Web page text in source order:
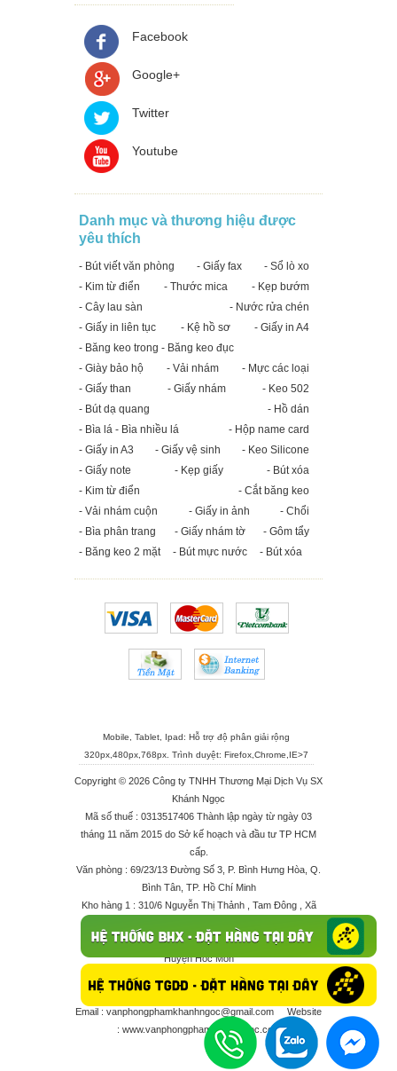
Facebook
Google+
Twitter
Youtube
Danh mục và thương hiệu được
yêu thích
- Bút viết văn phòng - Giấy fax
- Sổ lò xo
- Kim từ điển
- Thước mica
- Kẹp bướm
- Cây lau sàn
- Nước rửa chén
- Giấy in liên tục
- Kệ hồ sơ
- Giấy in A4
- Băng keo trong - Băng keo đục
- Giày bảo hộ
- Vải nhám
- Mực các loại
- Giấy than
- Giấy nhám
- Keo 502
- Bút dạ quang
- Hồ dán
- Bìa lá - Bìa nhiều lá
- Hộp name card
- Giấy in A3
- Giấy vệ sinh
- Keo Silicone
- Giấy note
- Kẹp giấy
- Bút xóa
- Kim từ điển
- Cắt băng keo
- Vải nhám cuộn
- Giấy in ảnh
- Chổi
- Bìa phân trang
- Giấy nhám tờ
- Gôm tẩy
- Băng keo 2 mặt
- Bút mực nước - Bút xóa
Mobile, Tablet, Ipad: Hỗ trợ độ phân giải rộng
320px,480px,768px. Trình duyệt: Firefox,Chrome,IE>7
Copyright © 2026 Công ty TNHH Thương Mại Dịch Vụ SX
Khánh Ngọc
Mã số thuế : 0313517406 Thành lập ngày từ ngày 03
tháng 11 năm 2015 do Sở kế hoạch và đầu tư TP HCM
cấp.
Văn phòng : 69/23/13 Đường Số 3, P. Bình Hưng Hòa, Q.
Bình Tân, TP. Hồ Chí Minh
Kho hàng 1 : 310/6 Nguyễn Thị Thảnh , Tam Đông , Xã
Kho hàng 2 : 68/2X Ấp Đông 1 , Xã Thới Tam Thôn ,
Huyện Hóc Môn
Điện thoại : 028 625 66506 - 0909 682 189 - 082 7158
413 - 096 298 10 17 - 0961 208 617
Email : vanphongphamkhanhngoc@gmail.com
Website
: www.vanphongphamkhanhngoc.com